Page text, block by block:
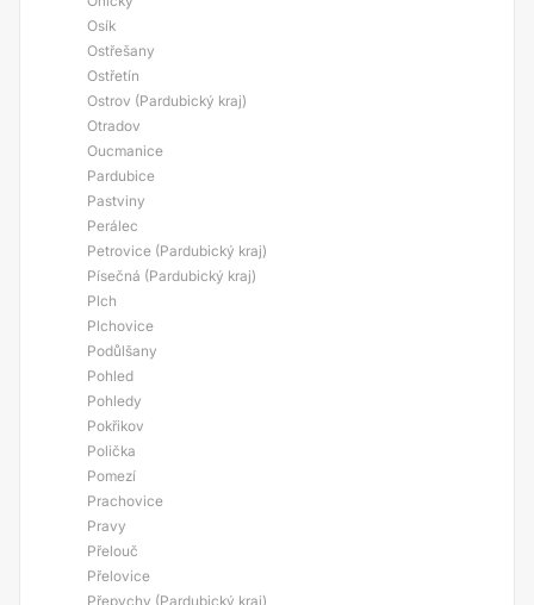
Osík
Ostřešany
Ostřetín
Ostrov (Pardubický kraj)
Otradov
Oucmanice
Pardubice
Pastviny
Perálec
Petrovice (Pardubický kraj)
Písečná (Pardubický kraj)
Plch
Plchovice
Podůlšany
Pohled
Pohledy
Pokřikov
Polička
Pomezí
Prachovice
Pravy
Přelouč
Přelovice
Přepychy (Pardubický kraj)